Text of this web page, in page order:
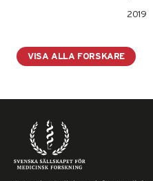
2019
VISA ALLA FORSKARE